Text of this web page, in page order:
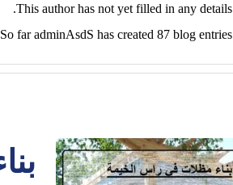
This author has not yet filled in any details.
So far adminAsdS has created 87 blog entries.